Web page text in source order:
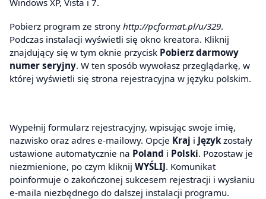
Windows XP, Vista i 7.
Pobierz program ze strony http://pcformat.pl/u/329.
Podczas instalacji wyświetli się okno kreatora. Kliknij
znajdujący się w tym oknie przycisk Pobierz darmowy
numer seryjny. W ten sposób wywołasz przeglądarkę, w
której wyświetli się strona rejestracyjna w języku polskim.
Wypełnij formularz rejestracyjny, wpisując swoje imię,
nazwisko oraz adres e-mailowy. Opcje Kraj i Język zostały
ustawione automatycznie na Poland i Polski. Pozostaw je
niezmienione, po czym kliknij WYŚLIJ. Komunikat
poinformuje o zakończonej sukcesem rejestracji i wysłaniu
e-maila niezbędnego do dalszej instalacji programu.